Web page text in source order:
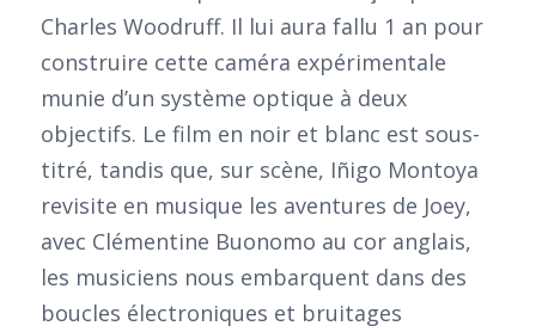
Charles Woodruff. Il lui aura fallu 1 an pour
construire cette caméra expérimentale
munie d’un système optique à deux
objectifs. Le film en noir et blanc est sous-
titré, tandis que, sur scène, Iñigo Montoya
revisite en musique les aventures de Joey,
avec Clémentine Buonomo au cor anglais,
les musiciens nous embarquent dans des
boucles électroniques et bruitages